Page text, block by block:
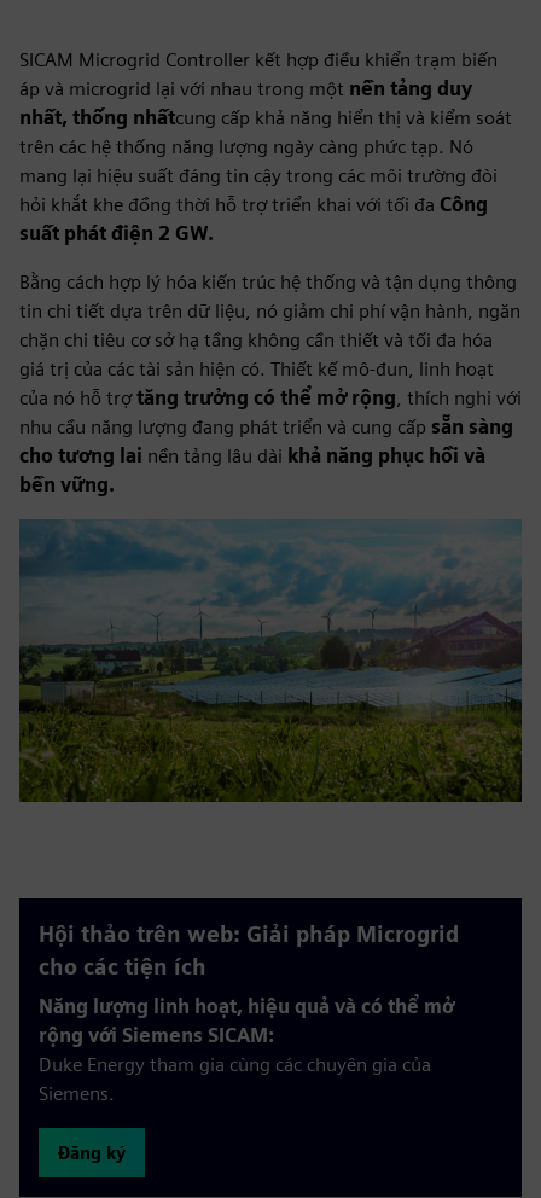
SICAM Microgrid Controller kết hợp điều khiển trạm biến
áp và microgrid lại với nhau trong một nền tảng duy
nhất, thống nhấtcung cấp khả năng hiển thị và kiểm soát
trên các hệ thống năng lượng ngày càng phức tạp. Nó
mang lại hiệu suất đáng tin cậy trong các môi trường đòi
hỏi khắt khe đồng thời hỗ trợ triển khai với tối đa Công
suất phát điện 2 GW.
Bằng cách hợp lý hóa kiến trúc hệ thống và tận dụng thông
tin chi tiết dựa trên dữ liệu, nó giảm chi phí vận hành, ngăn
chặn chi tiêu cơ sở hạ tầng không cần thiết và tối đa hóa
giá trị của các tài sản hiện có. Thiết kế mô-đun, linh hoạt
của nó hỗ trợtăng trưởng có thể mở rộng, thích nghi với
nhu cầu năng lượng đang phát triển và cung cấp sẵn sàng
cho tương lai nền tảng lâu dài khả năng phục hồi và
bền vững.
Hội thảo trên web: Giải pháp Microgrid
cho các tiện ích
Năng lượng linh hoạt, hiệu quả và có thể mở
rộng với Siemens SICAM:
Duke Energy tham gia cùng các chuyên gia của
Siemens.
Đăng ký